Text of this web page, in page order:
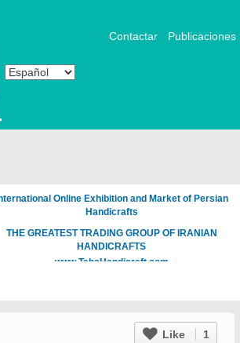
Contactar Publicaciones
Online Exhibition and Market of Persian
Handicrafts
THE GREATEST TRADING GROUP OF IRANIAN
HANDICRAFTS
www.TahaHandicraft.com
Like 1